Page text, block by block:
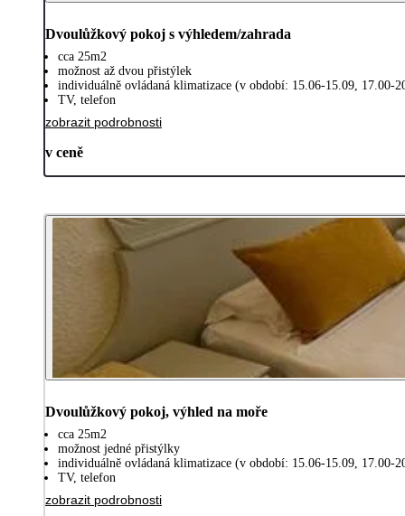
Dvoulůžkový pokoj s výhledem/zahrada
cca 25m2
možnost až dvou přistýlek
individuálně ovládaná klimatizace (v období: 15.06-15.09,
TV, telefon
zobrazit podrobnosti
v ceně
Dvoulůžkový pokoj, výhled na moře
cca 25m2
možnost jedné přistýlky
individuálně ovládaná klimatizace (v období: 15.06-15.09,
TV, telefon
zobrazit podrobnosti